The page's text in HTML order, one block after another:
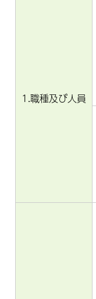
1.職種及び人員